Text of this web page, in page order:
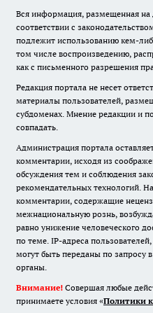
Вся информация, размещенная на
соответствии с
подлежит использованию кем-
том числе воспроизведению,
как с письменного разрешения
Редакция портала не несет
материалы пользователей,
субдоменах. Мнение редакции и
совпадать.
Администрация портала
комментарии, исходя из
обсуждения тем и соблюдения
рекомендательных технологий.
комментарии, содержащие
межнациональную рознь,
равно унижение человеческого
по теме. IP-адреса
могут быть переданы по запросу
органы.
Внимание! Совершая любые
принимаете условия «Политики